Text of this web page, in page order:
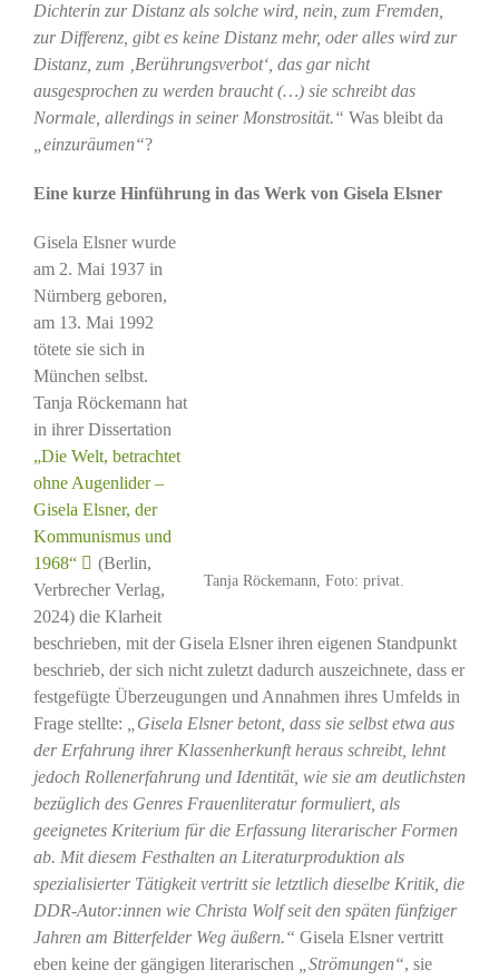
Dichterin zur Distanz als solche wird, nein, zum Fremden,
zur Differenz, gibt es keine Distanz mehr, oder alles wird zur
Distanz, zum ‚Berührungsverbot‘, das gar nicht
ausgesprochen zu werden braucht (…) sie schreibt das
Normale, allerdings in seiner Monstrosität.“ Was bleibt da
„einzuräumen“?
Eine kurze Hinführung in das Werk von Gisela Elsner
Tanja Röckemann, Foto: privat.
Gisela Elsner wurde
am 2. Mai 1937 in
Nürnberg geboren,
am 13. Mai 1992
tötete sie sich in
München selbst.
Tanja Röckemann hat
in ihrer Dissertation
„Die Welt, betrachtet
ohne Augenlider –
Gisela Elsner, der
Kommunismus und
1968“
(Berlin,
Verbrecher Verlag,
2024) die Klarheit
beschrieben, mit der Gisela Elsner ihren eigenen Standpunkt
beschrieb, der sich nicht zuletzt dadurch auszeichnete, dass er
festgefügte Überzeugungen und Annahmen ihres Umfelds in
Frage stellte:
„Gisela Elsner betont, dass sie selbst etwa aus
der Erfahrung ihrer Klassenherkunft heraus schreibt, lehnt
jedoch Rollenerfahrung und Identität, wie sie am deutlichsten
bezüglich des Genres Frauenliteratur formuliert, als
geeignetes Kriterium für die Erfassung literarischer Formen
ab. Mit diesem Festhalten an Literaturproduktion als
spezialisierter Tätigkeit vertritt sie letztlich dieselbe Kritik, die
DDR-Autor:innen wie Christa Wolf seit den späten fünfziger
Jahren am Bitterfelder Weg äußern.“ Gisela Elsner vertritt
eben keine der gängigen literarischen
„Strömungen“, sie